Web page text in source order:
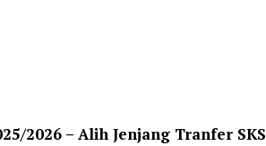
2026 – Alih Jenjang Tranfer SKS